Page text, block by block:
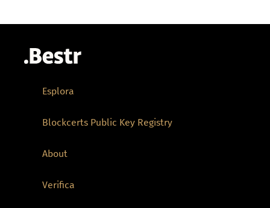
Esplora
Blockcerts Public Key Registry
About
Verifica